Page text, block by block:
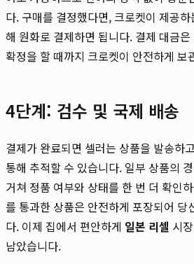
다. 구매를 결정했다면, 크로켓이 제공
해 원화로 결제하면 됩니다. 결제 대금
확정을 할 때까지 크로켓이 안전하게 보
4단계: 검수 및 국제 배송
결제가 완료되면 셀러는 상품을 발송하
통해 추적할 수 있습니다. 일부 상품의
거쳐 정품 여부와 상태를 한 번 더 확인
를 통과한 상품은 안전하게 포장되어 당
다. 이제 집에서 편안하게 일본 리셀 시
남았습니다.